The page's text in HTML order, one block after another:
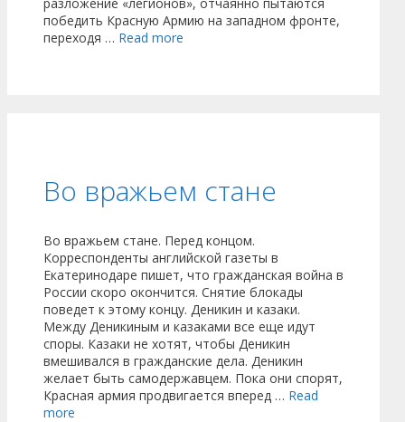
победить Красную Армию на западном фронте,
переходя … Read more
Во вражьем стане
Во вражьем стане. Перед концом.
Корреспонденты английской газеты в
Екатеринодаре пишет, что гражданская война в
России скоро окончится. Снятие блокады
поведет к этому концу. Деникин и казаки.
Между Деникиным и казаками все еще идут
споры. Казаки не хотят, чтобы Деникин
вмешивался в гражданские дела. Деникин
желает быть самодержавцем. Пока они спорят,
Красная армия продвигается вперед … Read
more